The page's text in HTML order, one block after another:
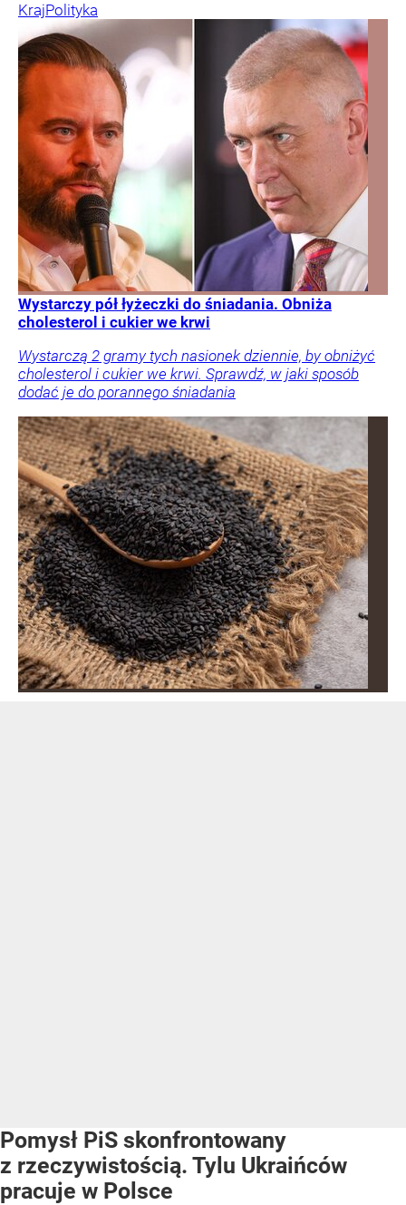
KrajPolityka
Wystarczy pół łyżeczki do śniadania. Obniża
cholesterol i cukier we krwi
Wystarczą 2 gramy tych nasionek dziennie, by obniżyć
cholesterol i cukier we krwi. Sprawdź, w jaki sposób
dodać je do porannego śniadania
Pomysł PiS skonfrontowany
z rzeczywistością. Tylu Ukraińców
pracuje w Polsce